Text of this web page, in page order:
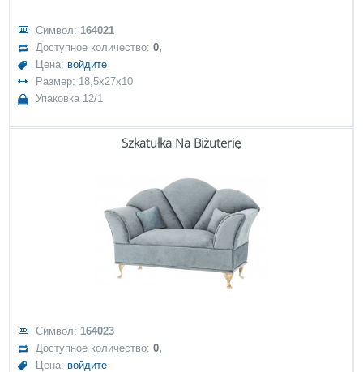
Символ: 164021
Доступное количество:0,
Цена: войдите
Размер: 18,5x27x10
Упаковка 12/1
Szkatułka Na Biżuterię
Символ: 164023
Доступное количество:0,
Цена: войдите